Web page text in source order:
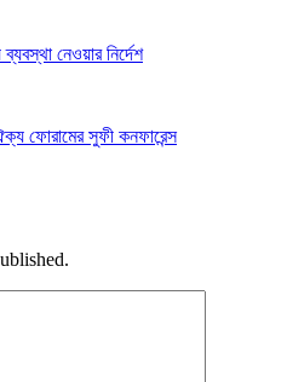
নেওয়ার নির্দেশ
ফোরামের সুফী কনফারেন্স